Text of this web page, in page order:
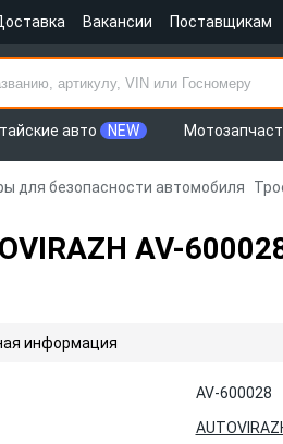
Вакансии Поставщикам
авто NEW
для безопасности автомобиля
AV-
информация
AV-600028